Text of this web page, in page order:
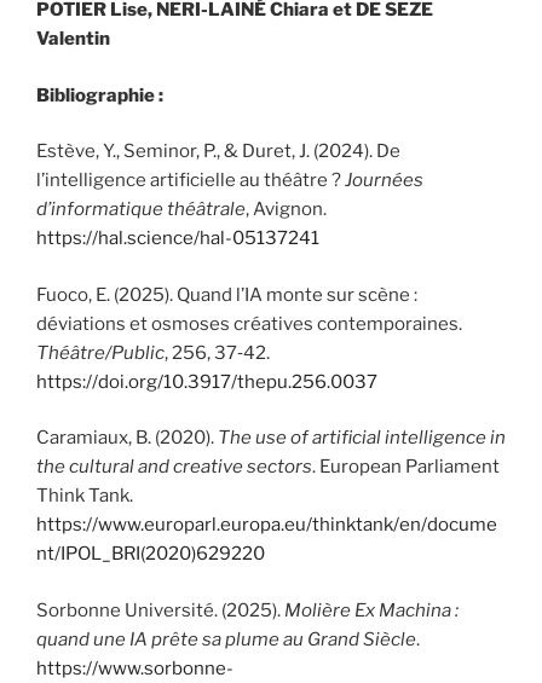
POTIER Lise, NERI-LAINÉ Chiara et DE SEZE
Valentin
Bibliographie :
Estève, Y., Seminor, P., & Duret, J. (2024). De
l’intelligence artificielle au théâtre ?Journées
d’informatique théâtrale, Avignon.
https://hal.science/hal-05137241
Fuoco, E. (2025). Quand l’IA monte sur scène :
déviations et osmoses créatives contemporaines.
Théâtre/Public, 256, 37‑42.
https://doi.org/10.3917/thepu.256.0037
Caramiaux, B. (2020). The use of artificial intelligence in
the cultural and creative sectors. European Parliament
Think Tank.
https://www.europarl.europa.eu/thinktank/en/docume
nt/IPOL_BRI(2020)629220
Sorbonne Université. (2025). Molière Ex Machina :
quand une IA prête sa plume au Grand Siècle.
https://www.sorbonne-